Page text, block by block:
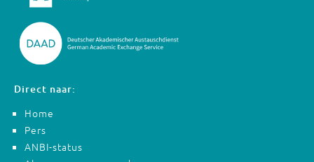
Direct naar:
Home
Pers
ANBI-status